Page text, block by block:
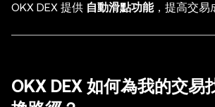
OKX DEX 提供 自動滑點功能，提高交易
OKX DEX 如何為我的交易